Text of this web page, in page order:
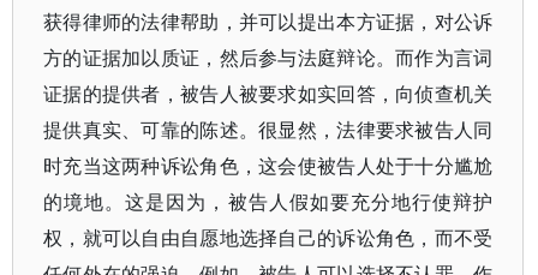
获得律师的法律帮助，并可以提出本方证据，对公诉
方的证据加以质证，然后参与法庭辩论。而作为言词
证据的提供者，被告人被要求如实回答，向侦查机关
提供真实、可靠的陈述。很显然，法律要求被告人同
时充当这两种诉讼角色，这会使被告人处于十分尴尬
的境地。这是因为，被告人假如要充分地行使辩护
权，就可以自由自愿地选择自己的诉讼角色，而不受